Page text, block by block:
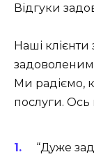
Відгуки
Наші
Ми радіємо,
послуги. Ось
“Дуже